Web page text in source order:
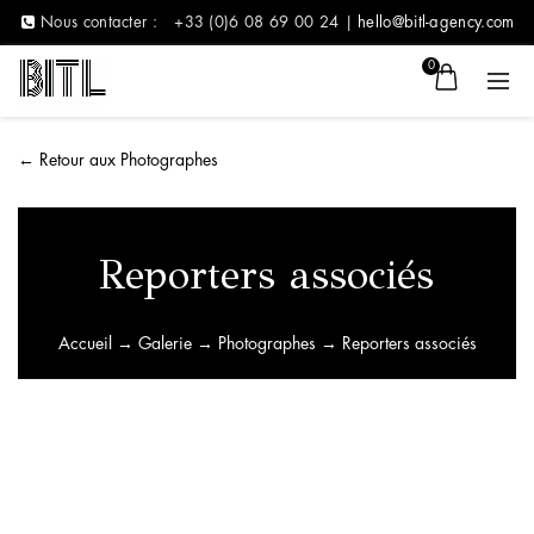
Nous contacter : +33 (0)6 08 69 00 24 | hello@bitl-agency.com
0
← Retour aux Photographes
Reporters associés
Accueil → Galerie→ Photographes → Reporters associés